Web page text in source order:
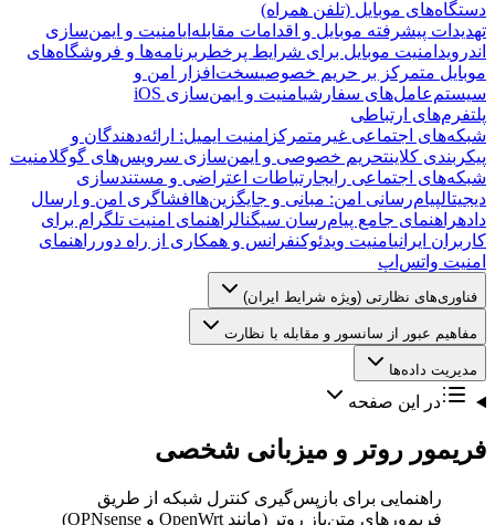
دستگاه‌های موبایل (تلفن همراه)
تهدیدات پیشرفته موبایل و اقدامات مقابله‌ایامنیت و ایمن‌سازی
اندروید امنیت موبایل برای شرایط پرخطر برنامه‌ها و فروشگاه‌های
موبایل متمرکز بر حریم خصوصیسخت‌افزار امن و
سیستم‌عامل‌های سفارشیامنیت و ایمن‌سازی iOS
پلتفرم‌های ارتباطی
شبکه‌های اجتماعی غیرمتمرکز امنیت ایمیل: ارائه‌دهندگان و
پیکربندی کلاینتحریم خصوصی و ایمن‌سازی سرویس‌های گوگلامنیت
شبکه‌های اجتماعی رایجارتباطات اعتراضی و مستندسازی
دیجیتالپیام‌رسانی امن: مبانی و جایگزین‌ها افشاگری امن و ارسال
دادهراهنمای جامع پیام‌رسان سیگنالراهنمای امنیت تلگرام برای
کاربران ایرانیامنیت ویدئوکنفرانس و همکاری از راه دور راهنمای
امنیت واتس‌اپ
فناوری‌های نظارتی (ویژه شرایط ایران)
مفاهیم عبور از سانسور و مقابله با نظارت
مدیریت داده‌ها
در این صفحه
فریمور روتر و میزبانی شخصی
راهنمایی برای بازپس‌گیری کنترل شبکه از طریق
فریم‌ورهای متن‌باز روتر (مانند OpenWrt و OPNsense)